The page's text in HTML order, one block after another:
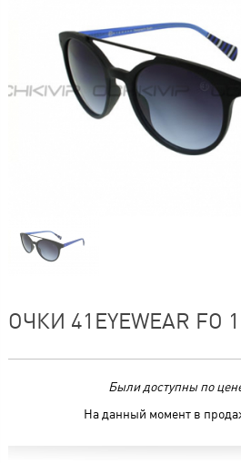
ОЧКИ 41EYEWEAR FO
Были доступны по
На данный момент в